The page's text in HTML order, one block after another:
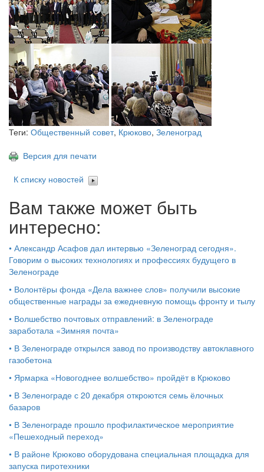
Теги: Общественный совет, Крюково, Зеленоград
Версия для печати
К списку новостей
Вам также может быть
интересно:
• Александр Асафов дал интервью «Зеленоград сегодня».
Говорим о высоких технологиях и профессиях будущего в
Зеленограде
• Волонтёры фонда «Дела важнее слов» получили высокие
общественные награды за ежедневную помощь фронту и тылу
• Волшебство почтовых отправлений: в Зеленограде
заработала «Зимняя почта»
• В Зеленограде открылся завод по производству автоклавного
газобетона
• Ярмарка «Новогоднее волшебство» пройдёт в Крюково
• В Зеленограде с 20 декабря откроются семь ёлочных
базаров
• В Зеленограде прошло профилактическое мероприятие
«Пешеходный переход»
• В районе Крюково оборудована специальная площадка для
запуска пиротехники